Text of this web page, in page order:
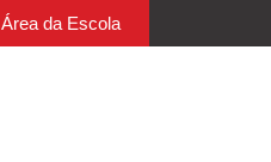
Área da Escola